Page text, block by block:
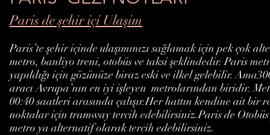
Paris de şehir içi Ulaşim
Paris’te şehir içinde ulaşımınızı sağlamak için pek çok
metro, banliyo treni, otobüs ve taksi şeklindedir. Paris
yapıldığı için gözünüze biraz eski ve ilkel gelebilir.
aracı Avrupa’nın en iyi işleyen metrolarından biridir.
00:40 saatleri arasında çalışır.Her hattın kendine ait bir
noktalar için tramway tercih edebilirsiniz.Paris de
metro ya alternatif olarak tercih edebilirsiniz.